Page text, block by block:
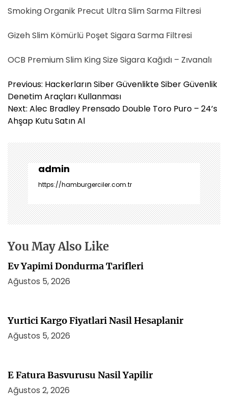
Smoking Organik Precut Ultra Slim Sarma Filtresi
Gizeh Slim Kömürlü Poşet Sigara Sarma Filtresi
OCB Premium Slim King Size Sigara Kağıdı – Zıvanalı
Y
a
z
ı
e
z
i
n
m
e
s
Previous: Hackerların Siber Güvenlikte Siber Güvenlik
Denetim Araçları Kullanması
Next: Alec Bradley Prensado Double Toro Puro – 24’s
Ahşap Kutu Satın Al
admin
https://hamburgerciler.com.tr
You May Also Like
Ev Yapimi Dondurma Tarifleri
Ağustos 5, 2026
Yurtici Kargo Fiyatlari Nasil Hesaplanir
Ağustos 5, 2026
E Fatura Basvurusu Nasil Yapilir
Ağustos 2, 2026